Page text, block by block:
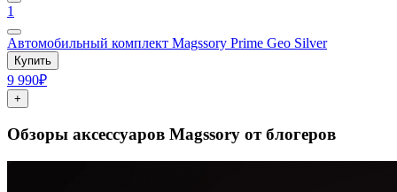
1
Автомобильный комплект Magssory Prime Geo Silver
Купить
9 990₽
+
Обзоры аксессуаров Magssory от блогеров